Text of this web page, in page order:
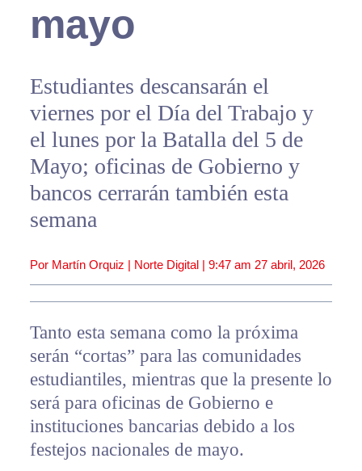
mayo
Estudiantes descansarán el
viernes por el Día del Trabajo y
el lunes por la Batalla del 5 de
Mayo; oficinas de Gobierno y
bancos cerrarán también esta
semana
Por Martín Orquiz | Norte Digital | 9:47 am 27 abril, 2026
Tanto esta semana como la próxima
serán “cortas” para las comunidades
estudiantiles, mientras que la presente lo
será para oficinas de Gobierno e
instituciones bancarias debido a los
festejos nacionales de mayo.